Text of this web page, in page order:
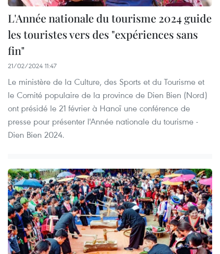
L'Année nationale du tourisme 2024 guide
les touristes vers des "expériences sans
fin"
21/02/2024 11:47
Le ministère de la Culture, des Sports et du Tourisme et
le Comité populaire de la province de Dien Bien (Nord)
ont présidé le 21 février à Hanoï une conférence de
presse pour présenter l'Année nationale du tourisme -
Dien Bien 2024.